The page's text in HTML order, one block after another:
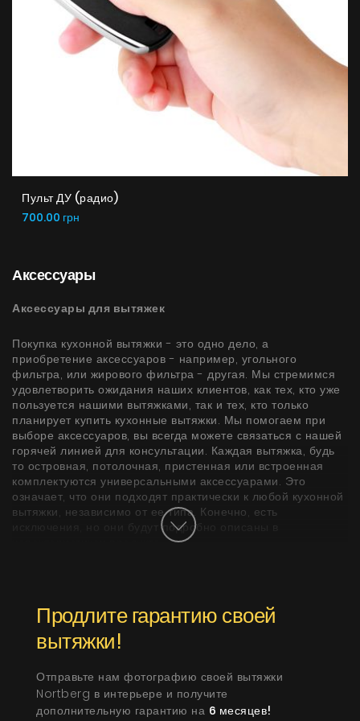
Пульт ДУ (радио)
700.00 грн
Аксессуары
Аксессуары для вытяжек
Покупка кухонной вытяжки - это одно дело, а
приобретение аксессуаров - например, угольного
фильтра, или жирового фильтра - другая. Мы стремимся
удовлетворить ожидания наших клиентов, как тех, кто уже
пользуется нашими вытяжками, так и тех, кто только
планирует купить кухонные вытяжки. Мы помогаем при
выборе аксессуаров, вы всегда можете связаться с нашей
горячей линией для консультации. Каждая вытяжка, будь
то островная, потолочная, пристенная или встроенная
комплектуются универсальными аксессуарами. Это
означает, что они подходят практически к любой кухонной
вытяжки, независимо от ее типа. Конечно, есть
исключения, но они будут подробно описаны в
предназначенные для кухонных вытяжек легко очищаются
и заменяются. Мы хотим, чтобы наши клиенты были
довольны своим выбором, поэтому наша компания также
угольные фильтры, вытяжные каналы, турбины, жировые
фильтры, пульты ДУ и средства для очистки.
Продлите гарантию своей
вытяжки!
Отправьте нам фотографию своей вытяжки
Nortberg в интерьере и получите
дополнительную гарантию на 6 месяцев!